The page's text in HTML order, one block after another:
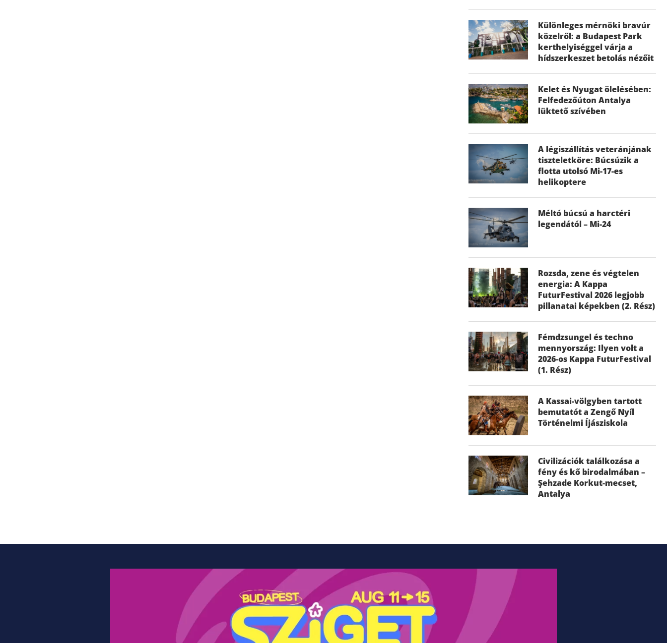
Különleges mérnöki bravúr
közelről: a Budapest Park
kerthelyiséggel várja a
hídszerkeszet betolás nézőit
Kelet és Nyugat ölelésében:
Felfedezőúton Antalya
lüktető szívében
A légiszállítás veteránjának
tiszteletköre: Búcsúzik a
flotta utolsó Mi-17-es
helikoptere
Méltó búcsú a harctéri
legendától – Mi-24
Rozsda, zene és végtelen
energia: A Kappa
FuturFestival 2026 legjobb
pillanatai képekben (2. Rész)
Fémdzsungel és techno
mennyország: Ilyen volt a
2026-os Kappa FuturFestival
(1. Rész)
A Kassai-völgyben tartott
bemutatót a Zengő Nyíl
Történelmi Íjásziskola
Civilizációk találkozása a
fény és kő birodalmában –
Şehzade Korkut-mecset,
Antalya